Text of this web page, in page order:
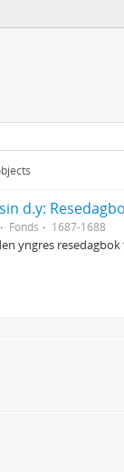
d.y:
Fonds 1687-1688
yngres